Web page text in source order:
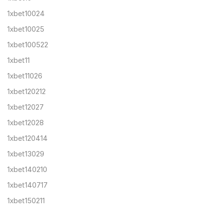
1xbet10024
1xbet10025
1xbet100522
1xbet11
1xbet11026
1xbet120212
1xbet12027
1xbet12028
1xbet120414
1xbet13029
1xbet140210
1xbet140717
1xbet150211